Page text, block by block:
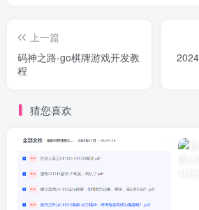
上一篇
码神之路-go棋牌游戏开发教
程
猜您喜欢